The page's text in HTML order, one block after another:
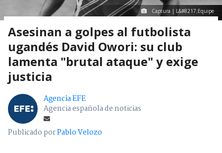
Captura | L&#8217;Equipe
Asesinan a golpes al futbolista
ugandés David Owori: su club
lamenta "brutal ataque" y exige
justicia
Agencia EFE
Agencia española de noticias
Publicado porPablo Velozo